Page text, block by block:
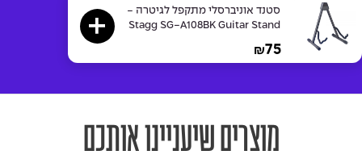
סטנד אוניברסלי מתקפל לגיטרה -
Stagg SG-A108BK Guitar Stand
₪75
מוצרים שיעניינו אותכם